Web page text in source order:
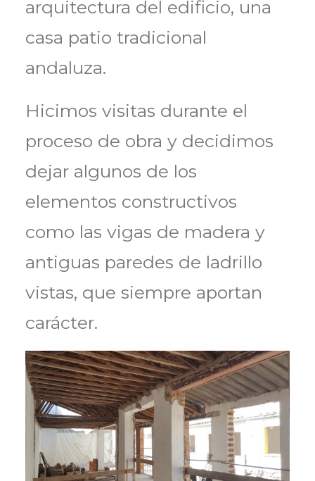
arquitectura del edificio, una
casa patio tradicional
andaluza.
Hicimos visitas durante el
proceso de obra y decidimos
dejar algunos de los
elementos constructivos
como las vigas de madera y
antiguas paredes de ladrillo
vistas, que siempre aportan
carácter.